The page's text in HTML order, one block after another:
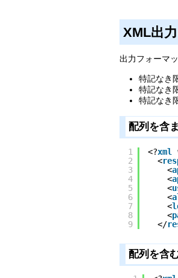
XML出
出力フォーマ
特記なき
特記なき
特記なき
配列を含
1
2
3
4
5
6
7
8
9
<?xml
<
<
<
<
<
<
<
</
配列を含